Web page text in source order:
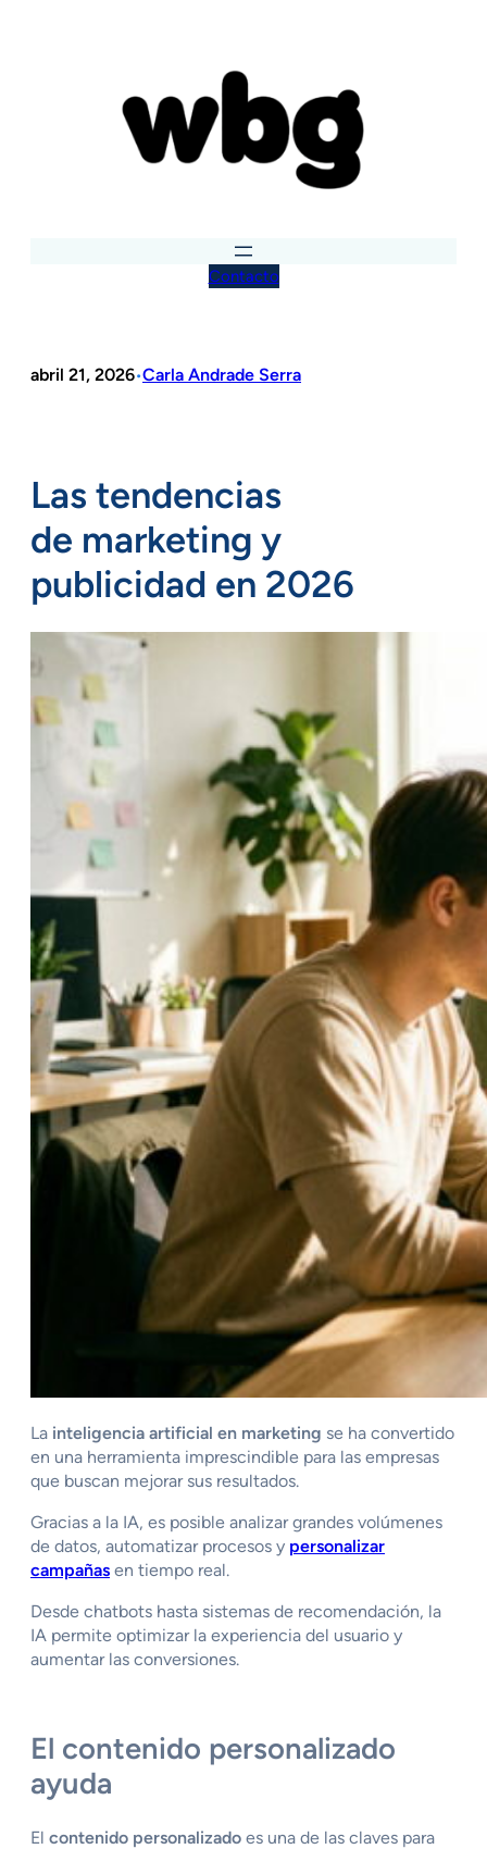
Contacto
abril 21, 2026•Carla Andrade Serra
Las tendencias
de marketing y
publicidad en 2026
La inteligencia artificial en marketing se ha convertido
en una herramienta imprescindible para las empresas
que buscan mejorar sus resultados.
Gracias a la IA, es posible analizar grandes volúmenes
de datos, automatizar procesos y personalizar
campañas en tiempo real.
Desde chatbots hasta sistemas de recomendación, la
IA permite optimizar la experiencia del usuario y
aumentar las conversiones.
El contenido personalizado
ayuda
El contenido personalizado es una de las claves para